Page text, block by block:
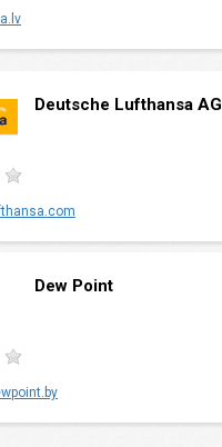
Deutsche Lufthansa AG
Dew Point